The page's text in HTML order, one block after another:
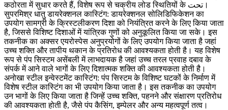
कठोरता में सुधार करते हैं, विशेष रूप से चक्रीय लोड स्थितियों के تحت।
सुपरमिश्र धातु डायरेक्शनल कास्टिंग: डायरेक्शनल सोलिडिफिकेशन का
उपयोग सामग्री के क्रिस्टलीकरण दिशा को नियंत्रित करने के लिए किया जाता
है, जिससे विशिष्ट दिशाओं में यांत्रिक गुणों को अनुकूलित किया जा सके। इस
तकनीक का अक्सर एयरोस्पेस अनुप्रयोगों के लिए उपयोग किया जाता है जहां
उच्च शक्ति और तापीय थकान के प्रतिरोध की आवश्यकता होती है। यह विशेष
रूप से पंप सिस्टम असेंबली में लाभदायक है जहां उच्च तरल प्रवाह दबाव के
संपर्क में आने वाले भागों के लिए दिशात्मक शक्ति की आवश्यकता होती है।
अनोखा स्टील इन्वेस्टमेंट कास्टिंग: पंप सिस्टम के विशिष्ट घटकों के निर्माण में
विशेष स्टील कास्टिंग का भी उपयोग किया जाता है। इस तकनीक का उपयोग
उन भागों के लिए किया जाता है जिन्हें उच्च शक्ति, पहनने और संक्षारण प्रतिरोध
की आवश्यकता होती है, जैसे पंप कैसिंग, इम्पेलर और अन्य महत्वपूर्ण तत्व।